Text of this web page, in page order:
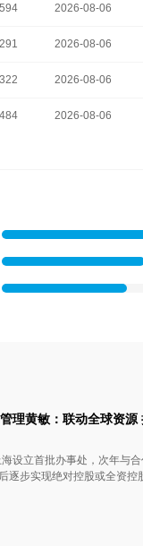
2026-08-06
2026-08-06
2026-08-06
2026-08-06
理黄敏：联动全球资源
设立首批办事处，次年与
逐步实现绝对控股或全资控